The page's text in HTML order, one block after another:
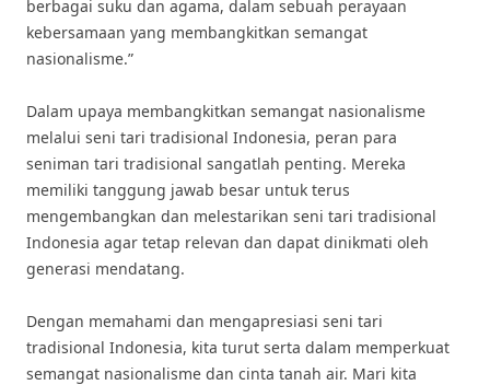
berbagai suku dan agama, dalam sebuah perayaan
kebersamaan yang membangkitkan semangat
nasionalisme.”
Dalam upaya membangkitkan semangat nasionalisme
melalui seni tari tradisional Indonesia, peran para
seniman tari tradisional sangatlah penting. Mereka
memiliki tanggung jawab besar untuk terus
mengembangkan dan melestarikan seni tari tradisional
Indonesia agar tetap relevan dan dapat dinikmati oleh
generasi mendatang.
Dengan memahami dan mengapresiasi seni tari
tradisional Indonesia, kita turut serta dalam memperkuat
semangat nasionalisme dan cinta tanah air. Mari kita